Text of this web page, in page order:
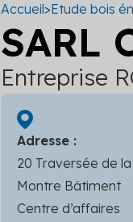
Accueil>Etude bois
SARL
Entreprise
Adresse :
20 Traversée de la
Montre Bâtiment
Centre d’affaires